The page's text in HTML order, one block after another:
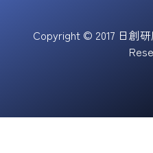
Copyright © 2017 日創